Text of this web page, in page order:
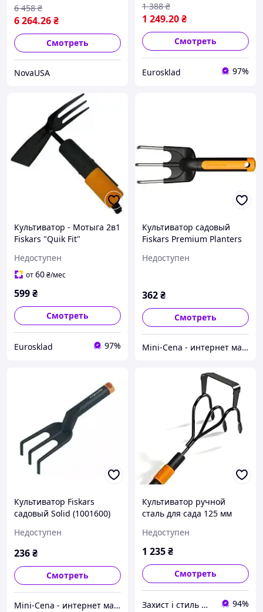
6 264.26₴
6 458 ₴
Смотреть
NovaUSA
1 249.20₴
1 388 ₴
Смотреть
Eurosklad 97%
Культиватор - Мотыга 2в1
Fiskars "Quik Fit"
Недоступен
от60₴/мес
599₴
Смотреть
Eurosklad 97%
Культиватор садовый
Fiskars Premium Planters
Недоступен
362₴
Смотреть
Mini-Cena - интернет магазин.
Культиватор Fiskars
садовый Solid (1001600)
Недоступен
236₴
Смотреть
Mini-Cena - интернет магазин.
Культиватор ручной
сталь для сада 125 мм
Недоступен
1 235₴
Смотреть
Захист і стиль — в одному магазині 94%